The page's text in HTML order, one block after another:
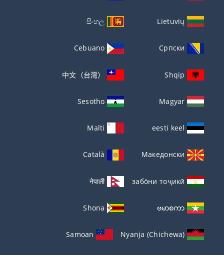
Lietuvių
සිංහල
Српски
Cebuano
Shqip
中文（台灣）
Magyar
Sesotho
eesti keel
Malti
Македонски
Català
забо́ни тоҷикӣ́
नेपाली
ဗမာစကာ
Shona
Nyanja (Chichewa)
Samoan